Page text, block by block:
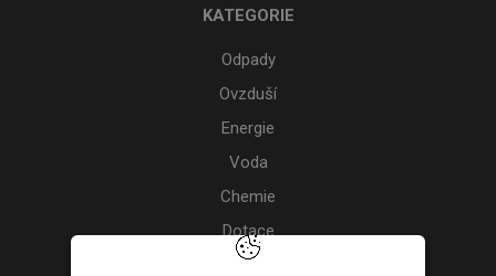
KATEGORIE
Odpady
Ovzduší
Energie
Voda
Chemie
Dotace
Akce